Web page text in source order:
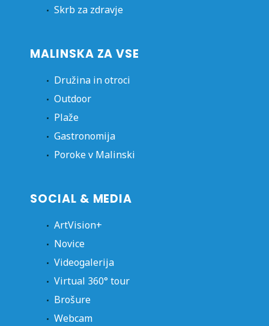
Skrb za zdravje
MALINSKA ZA VSE
Družina in otroci
Outdoor
Plaže
Gastronomija
Poroke v Malinski
SOCIAL & MEDIA
ArtVision+
Novice
Videogalerija
Virtual 360° tour
Brošure
Webcam